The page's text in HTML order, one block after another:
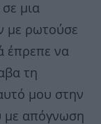
μια
με ρωτούσε
έπρεπε να
τη
μου στην
με απόγνωση